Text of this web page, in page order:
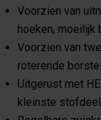
Voorzien van
hoeken, moeilijk
Voorzien van
roterende
Uitgerust met
kleinste